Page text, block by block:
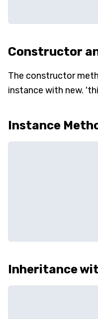
Constructor
The constructor
instance with new.
Instance
Inheritance